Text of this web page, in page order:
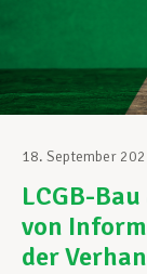
Ihre
18. September
LCGB-
von
der